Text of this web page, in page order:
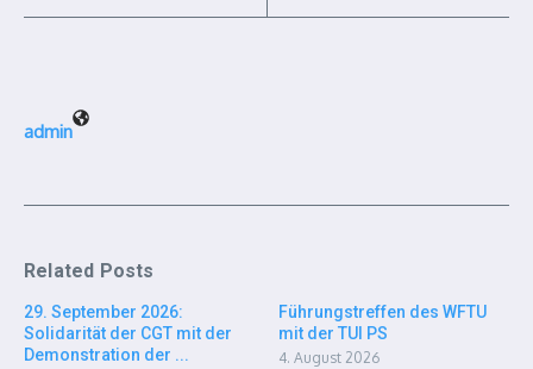
admin
Related Posts
29. September 2026:
Solidarität der CGT mit der
Demonstration der ...
Führungstreffen des WFTU
mit der TUI PS
4. August 2026